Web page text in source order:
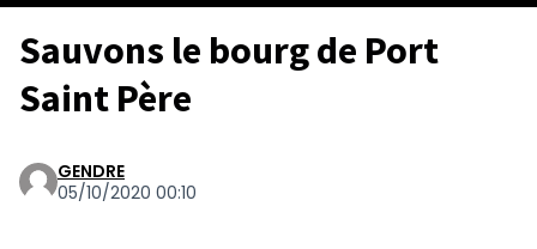
Sauvons le bourg de Port
Saint Père
GENDRE
05/10/2020 00:10